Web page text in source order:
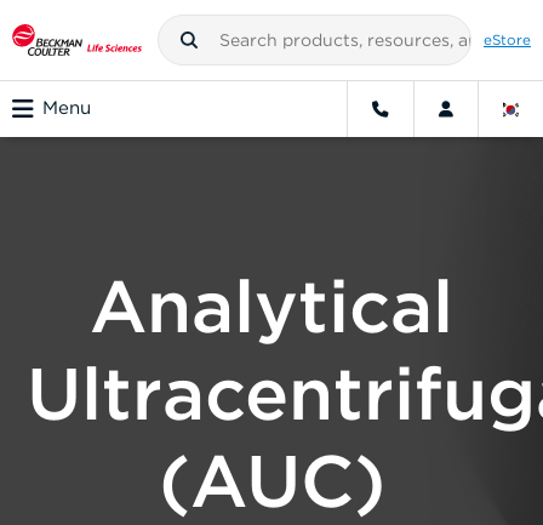
eStore
Menu
Analytical
(AUC)